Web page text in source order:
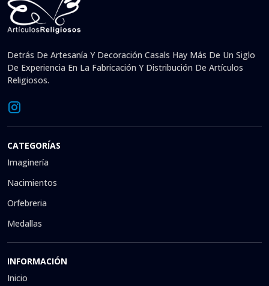
Detrás De Artesanía Y Decoración Casals Hay Más De Un Siglo
De Experiencia En La Fabricación Y Distribución De Artículos
Religiosos.
CATEGORÍAS
Imaginería
Nacimientos
Orfebreria
Medallas
INFORMACIÓN
Inicio